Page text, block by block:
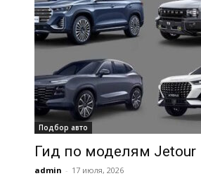
Подбор авто
Гид по моделям Jetour
admin - 17 июля, 2026